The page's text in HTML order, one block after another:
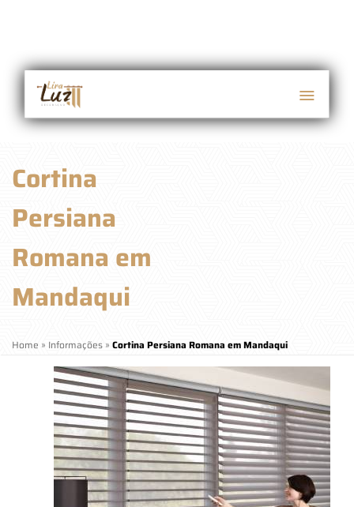
Cortina
Persiana
Romana em
Mandaqui
Home » Informações » Cortina Persiana Romana em Mandaqui